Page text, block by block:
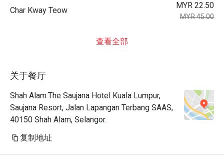
Char Kway Teow
MYR 22.50
MYR 45.00
查看全部
关于餐厅
Shah Alam.The Saujana Hotel Kuala Lumpur,
Saujana Resort, Jalan Lapangan Terbang SAAS,
40150 Shah Alam, Selangor.
复制地址